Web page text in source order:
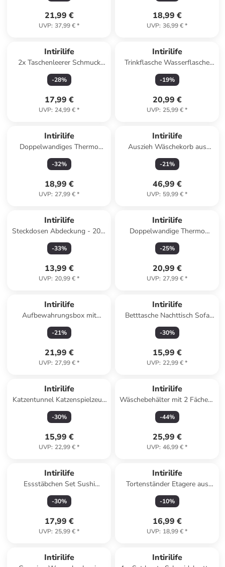
21,99 €
UVP: 37,99 €*
18,99 €
UVP: 36,99 €*
Intirilife
2x Taschenleerer Schmuck
Schlüselablage Kunstleder in
Grau
-28%
17,99 €
UVP: 24,99 €*
Intirilife
Trinkflasche Wasserflasche
mit Heilsteinen in Amethyst
-19%
20,99 €
UVP: 25,99 €*
Intirilife
Doppelwandiges Thermo
Gläser Set 150ml Teeglas
Kaffeeglas in 2x Transparent
-32%
18,99 €
UVP: 27,99 €*
Intirilife
Auszieh Wäschekorb aus
Bambus Wäschesammler in
Weiß Bambus
-21%
46,99 €
UVP: 59,99 €*
Intirilife
Steckdosen Abdeckung - 20er
Set in WEISS
-33%
13,99 €
UVP: 20,99 €*
Intirilife
Doppelwandige Thermo
Flasche mit Sieb in 400 - 500
ml in KLAR
-25%
20,99 €
UVP: 27,99 €*
Intirilife
Aufbewahrungsbox mit
Deckel Kinder kompatibel mit
Kallax Regalen in Tiger
-21%
21,99 €
UVP: 27,99 €*
Intirilife
Betttasche Nachttisch Sofa
Tasche Filz - 41 / 29 x 11.3 x
19.5cm in Dunkel Grau
-30%
15,99 €
UVP: 22,99 €*
Intirilife
Katzentunnel Katzenspielzeug
Spielzeug Tunnel 120 cm
Länge in Regenbogenfarben
-30%
15,99 €
UVP: 22,99 €*
Intirilife
Wäschebehälter mit 2 Fächern
in CREME BRAUN
-44%
25,99 €
UVP: 46,99 €*
Intirilife
Essstäbchen Set Sushi
Essstäbchen in Schwarz -
Blau
-30%
17,99 €
UVP: 25,99 €*
Intirilife
Tortenständer Etagere aus
Karton in Lila
-10%
16,99 €
UVP: 18,99 €*
Intirilife Intirilife